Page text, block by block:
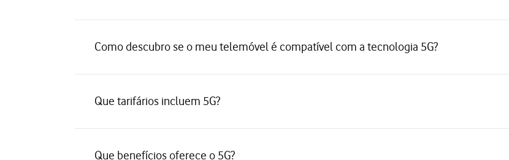
Como descubro se o meu telemóvel é compatível com a tecnologia 5G?
Que tarifários incluem 5G?
Que benefícios oferece o 5G?